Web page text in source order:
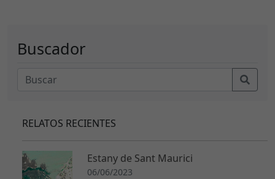
Buscador
RELATOS RECIENTES
Estany de Sant Maurici
06/06/2023